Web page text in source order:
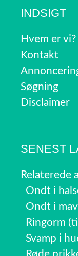
INDSIGT
Hvem er vi?
Kontakt
Søgning
Disclaimer
SENEST
Relaterede
Ondt i
Ondt i
Ringorm
Svamp i